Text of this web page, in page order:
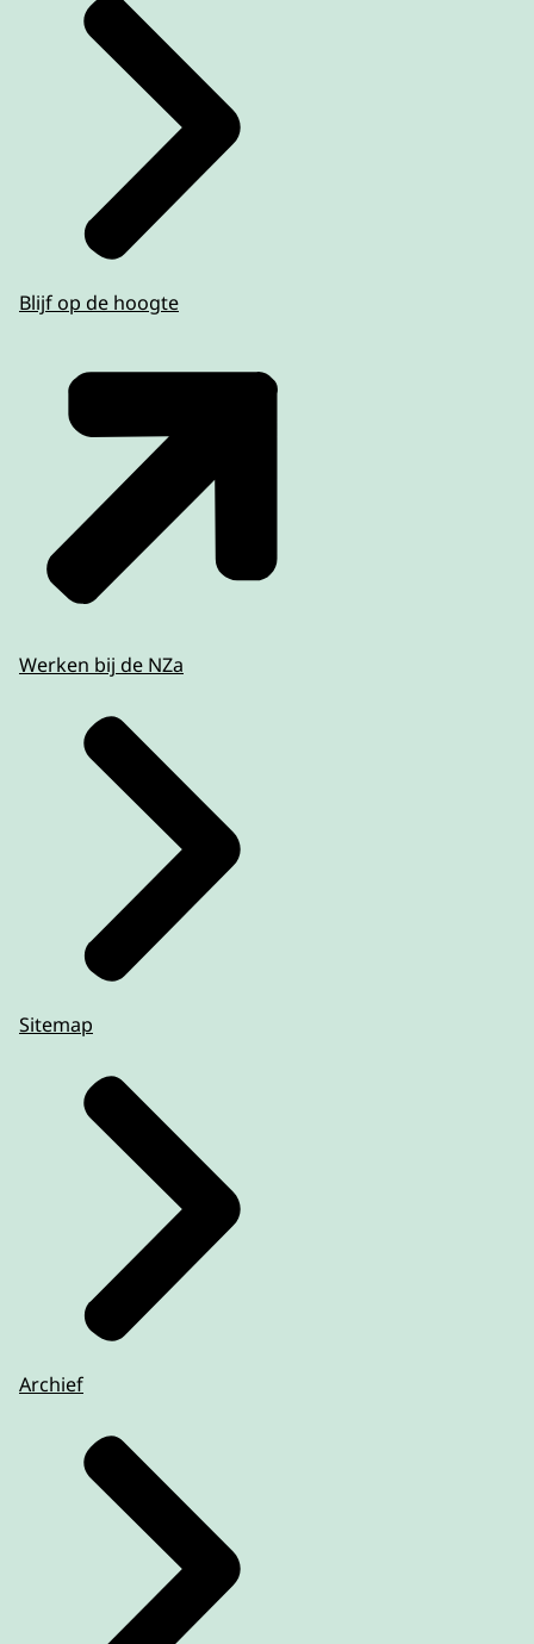
Blijf op de hoogte
Werken bij de NZa
Sitemap
Archief